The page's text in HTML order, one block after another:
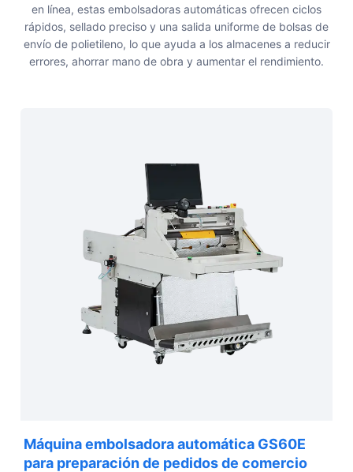
en línea, estas embolsadoras automáticas ofrecen ciclos
rápidos, sellado preciso y una salida uniforme de bolsas de
envío de polietileno, lo que ayuda a los almacenes a reducir
errores, ahorrar mano de obra y aumentar el rendimiento.
Máquina embolsadora automática GS60E
para preparación de pedidos de comercio